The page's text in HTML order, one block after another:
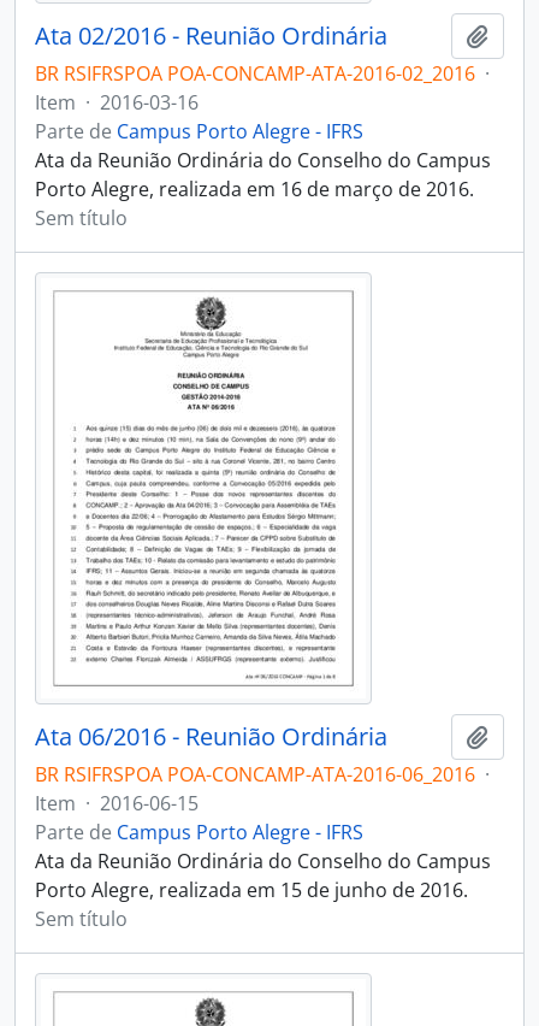
Ata 02/2016 - Reunião Ordinária
BR RSIFRSPOA POA-CONCAMP-ATA-2016-02_2016 ·
Item · 2016-03-16
Parte de Campus Porto Alegre - IFRS
Ata da Reunião Ordinária do Conselho do Campus
Porto Alegre, realizada em 16 de março de 2016.
Sem título
Ata 06/2016 - Reunião Ordinária
BR RSIFRSPOA POA-CONCAMP-ATA-2016-06_2016 ·
Item · 2016-06-15
Parte de Campus Porto Alegre - IFRS
Ata da Reunião Ordinária do Conselho do Campus
Porto Alegre, realizada em 15 de junho de 2016.
Sem título